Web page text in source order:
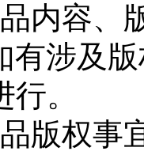
内容、
有涉及
。
版权事